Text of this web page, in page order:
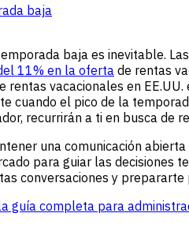
baja
baja es inevitable.
11% en la oferta de rentas
vacacionales en
cuando el pico de la
recurrirán a ti en busca de
una comunicación
para guiar las decisiones
conversaciones y
guía completa para